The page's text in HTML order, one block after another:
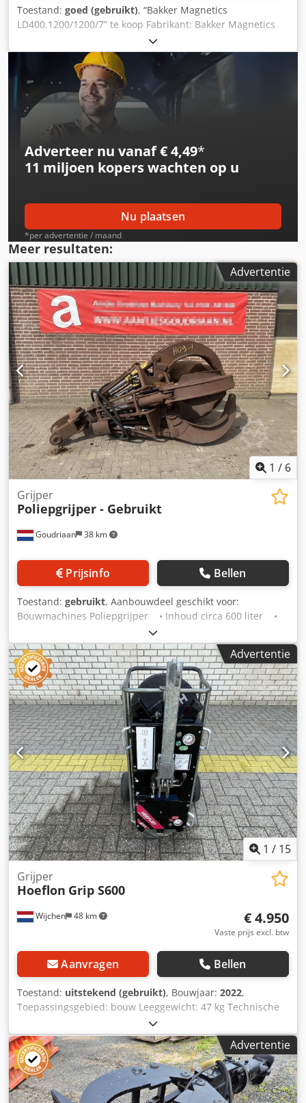
Toestand: goed (gebruikt), “Bakker Magnetics
LD400.1200/1200/7” te koop Fabrikant: Bakker Magnetics
Type: LD400.1200/1200/7 Magneet L x B x H: (1.200 +
1.200=) 2.400 x 1.200 x 400mm. (130mm. Transport
magneet) AA.: Ca. 3.050mm. Bandbreedte: 1.400mm.
Gewicht: 4.850 KG. Bouwjaar: 2019 Crjdpow R N Udofx Ah
Dof
Adverteer nu vanaf € 4,49*
11 miljoen koperswachten op u
Nu plaatsen
*per advertentie / maand
Meer resultaten:
Advertentie
1 / 6
Goudriaan 38 km
Grijper
Poliepgrijper - Gebruikt
Prijsinfo Bellen
Toestand: gebruikt, Aanbouwdeel geschikt voor:
Bouwmachines Poliepgrijper • Inhoud circa 600 liter •
Voorzien van 5 schalen Staat: Gebruikt Credpfx Ahozqy N
Ro Djf
Advertentie
1 / 15
Wijchen 48 km
Grijper
Hoeflon Grip S600
€ 4.950
Vaste prijs excl. btw
Aanvragen Bellen
Toestand: uitstekend (gebruikt), Bouwjaar: 2022,
Toepassingsgebied: bouw Leeggewicht: 47 kg Technische
staat: zeer goed Visuele staat: zeer goed
Leveringsvoorwaarden: EXW Productieland: NL Neem
contact op met Vink Machinery voor meer informatie.
Hoeflon Grip S600 * 2022 * Batterijvoeding (12 V) *
Afstandsbediening * Traploze draaiing * Draagvermogen:
600 kg * Kantelhoek: 90° in 6 stappen * Gewicht: 70 kg
Advertentie